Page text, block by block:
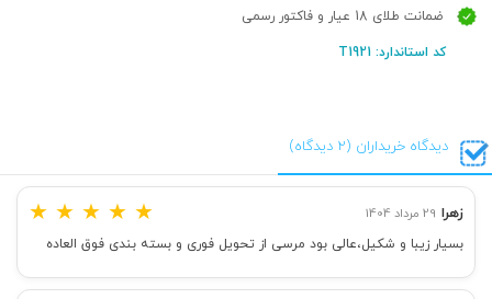
ضمانت طلای 18 عیار و فاکتور رسمی
کد استاندارد: T1921
دیدگاه خریداران (2 دیدگاه)
زهرا 29 مرداد 1404 ★ ★ ★ ★ ★
بسیار زیبا و شکیل،عالی بود مرسی از تحویل فوری و بسته بندی فوق العاده